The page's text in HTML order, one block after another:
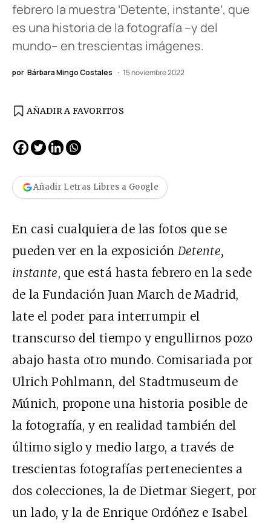
febrero la muestra ‘Detente, instante’, que
es una historia de la fotografía –y del
mundo– en trescientas imágenes.
por Bárbara Mingo Costales 15 noviembre 2022
AÑADIR A FAVORITOS
Añadir Letras Libres a Google
En casi cualquiera de las fotos que se
pueden ver en la exposición Detente,
instante, que está hasta febrero en la sede
de la Fundación Juan March de Madrid,
late el poder para interrumpir el
transcurso del tiempo y engullirnos pozo
abajo hasta otro mundo. Comisariada por
Ulrich Pohlmann, del Stadtmuseum de
Múnich, propone una historia posible de
la fotografía, y en realidad también del
último siglo y medio largo, a través de
trescientas fotografías pertenecientes a
dos colecciones, la de Dietmar Siegert, por
un lado, y la de Enrique Ordóñez e Isabel